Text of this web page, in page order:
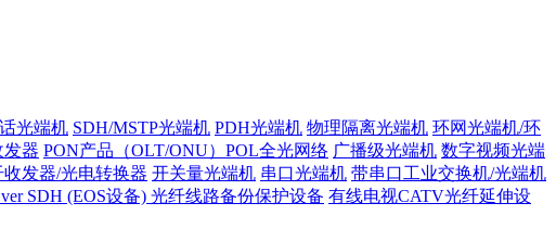
光端机 SDH/MSTP光端机 PDH光端机 物理隔离光端机 环网光端机/环
发器 PON产品（OLT/ONU）POL全光网络 广播级光端机 数字视频光端
收发器/光电转换器 开关量光端机 串口光端机 带串口工业交换机/光端机
SDH (EOS设备) 光纤线路备份保护设备 有线电视CATV光纤延伸设